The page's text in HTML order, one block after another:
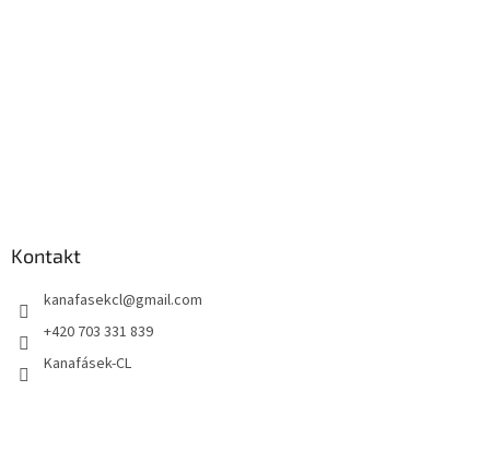
Kontakt
kanafasekcl@gmail.com
+420 703 331 839
Kanafásek-CL